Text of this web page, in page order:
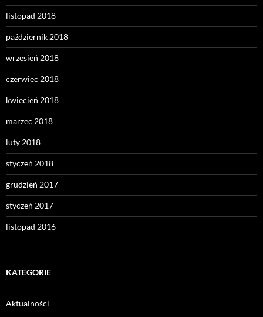
listopad 2018
październik 2018
wrzesień 2018
czerwiec 2018
kwiecień 2018
marzec 2018
luty 2018
styczeń 2018
grudzień 2017
styczeń 2017
listopad 2016
KATEGORIE
Aktualności